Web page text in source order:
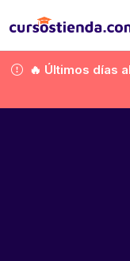
🔥 Últimos días